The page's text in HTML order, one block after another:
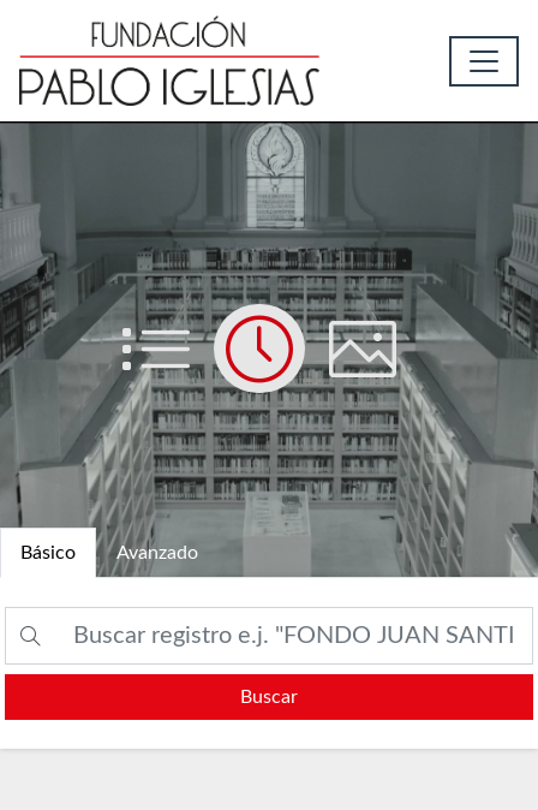
List Time Picture
Básico Avanzado
Buscar